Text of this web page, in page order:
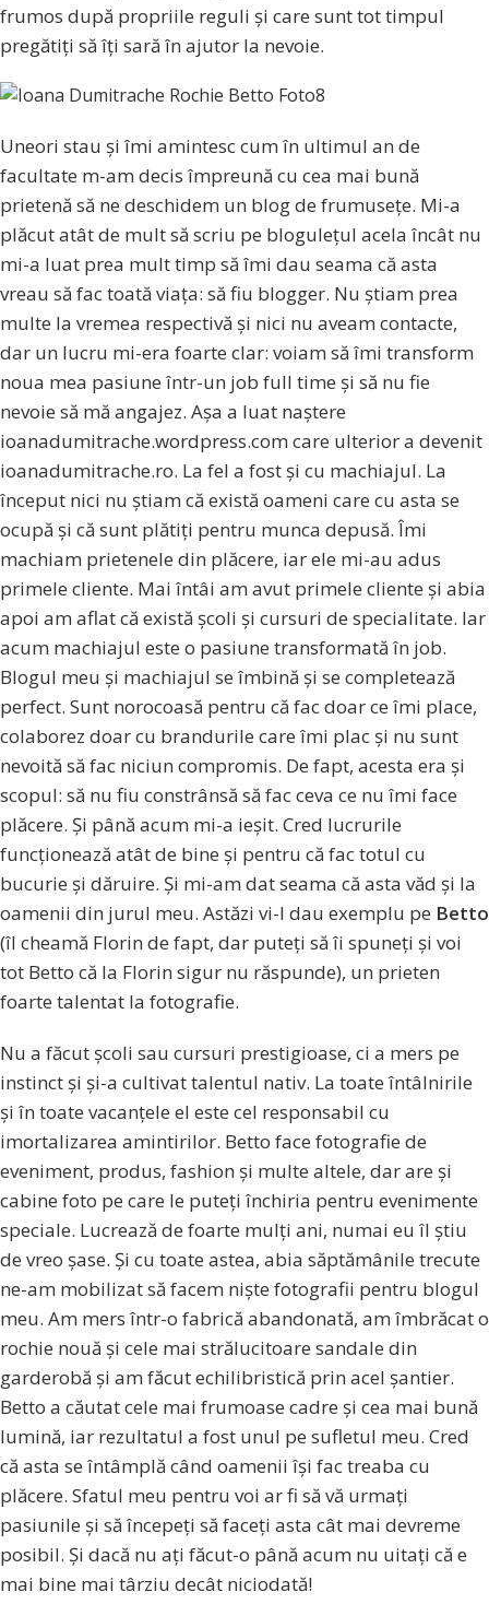
frumos după propriile reguli și care sunt tot timpul
pregătiți să îți sară în ajutor la nevoie.
Uneori stau și îmi amintesc cum în ultimul an de
facultate m-am decis împreună cu cea mai bună
prietenă să ne deschidem un blog de frumusețe. Mi-a
plăcut atât de mult să scriu pe blogulețul acela încât nu
mi-a luat prea mult timp să îmi dau seama că asta
vreau să fac toată viața: să fiu blogger. Nu știam prea
multe la vremea respectivă și nici nu aveam contacte,
dar un lucru mi-era foarte clar: voiam să îmi transform
noua mea pasiune într-un job full time și să nu fie
nevoie să mă angajez. Așa a luat naștere
ioanadumitrache.wordpress.com care ulterior a devenit
ioanadumitrache.ro. La fel a fost și cu machiajul. La
început nici nu știam că există oameni care cu asta se
ocupă și că sunt plătiți pentru munca depusă. Îmi
machiam prietenele din plăcere, iar ele mi-au adus
primele cliente. Mai întâi am avut primele cliente și abia
apoi am aflat că există școli și cursuri de specialitate. Iar
acum machiajul este o pasiune transformată în job.
Blogul meu și machiajul se îmbină și se completează
perfect. Sunt norocoasă pentru că fac doar ce îmi place,
colaborez doar cu brandurile care îmi plac și nu sunt
nevoită să fac niciun compromis. De fapt, acesta era și
scopul: să nu fiu constrânsă să fac ceva ce nu îmi face
plăcere. Și până acum mi-a ieșit. Cred lucrurile
funcționează atât de bine și pentru că fac totul cu
bucurie și dăruire. Și mi-am dat seama că asta văd și la
oamenii din jurul meu. Astăzi vi-l dau exemplu pe Betto
(îl cheamă Florin de fapt, dar puteți să îi spuneți și voi
tot Betto că la Florin sigur nu răspunde), un prieten
foarte talentat la fotografie.
Nu a făcut școli sau cursuri prestigioase, ci a mers pe
instinct și și-a cultivat talentul nativ. La toate întâlnirile
și în toate vacanțele el este cel responsabil cu
imortalizarea amintirilor. Betto face fotografie de
eveniment, produs, fashion și multe altele, dar are și
cabine foto pe care le puteți închiria pentru evenimente
speciale. Lucrează de foarte mulți ani, numai eu îl știu
de vreo șase. Și cu toate astea, abia săptămânile trecute
ne-am mobilizat să facem niște fotografii pentru blogul
meu. Am mers într-o fabrică abandonată, am îmbrăcat o
rochie nouă și cele mai strălucitoare sandale din
garderobă și am făcut echilibristică prin acel șantier.
Betto a căutat cele mai frumoase cadre și cea mai bună
lumină, iar rezultatul a fost unul pe sufletul meu. Cred
că asta se întâmplă când oamenii își fac treaba cu
plăcere. Sfatul meu pentru voi ar fi să vă urmați
pasiunile și să începeți să faceți asta cât mai devreme
posibil. Și dacă nu ați făcut-o până acum nu uitați că e
mai bine mai târziu decât niciodată!